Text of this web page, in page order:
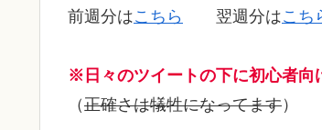
前週分はこちら 翌週分はこち
※日々のツイートの下に初心者向
（正確さは犠牲になってます）